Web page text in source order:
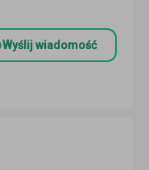
Wyślij wiadomość